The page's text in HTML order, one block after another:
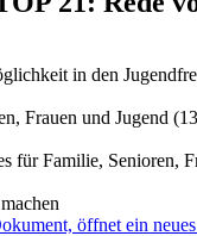
in den
Frauen und Jugend
für Familie, Senioren,
öffnet ein